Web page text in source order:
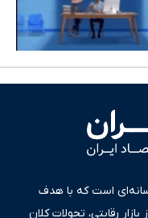
است که با هدف
رقابتی، تحولات کلان